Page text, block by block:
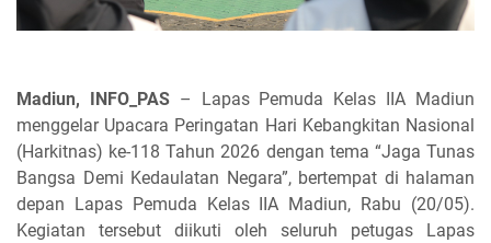
Madiun, INFO_PAS – Lapas Pemuda Kelas IIA Madiun
menggelar Upacara Peringatan Hari Kebangkitan Nasional
(Harkitnas) ke-118 Tahun 2026 dengan tema “Jaga Tunas
Bangsa Demi Kedaulatan Negara”, bertempat di halaman
depan Lapas Pemuda Kelas IIA Madiun, Rabu (20/05).
Kegiatan tersebut diikuti oleh seluruh petugas Lapas